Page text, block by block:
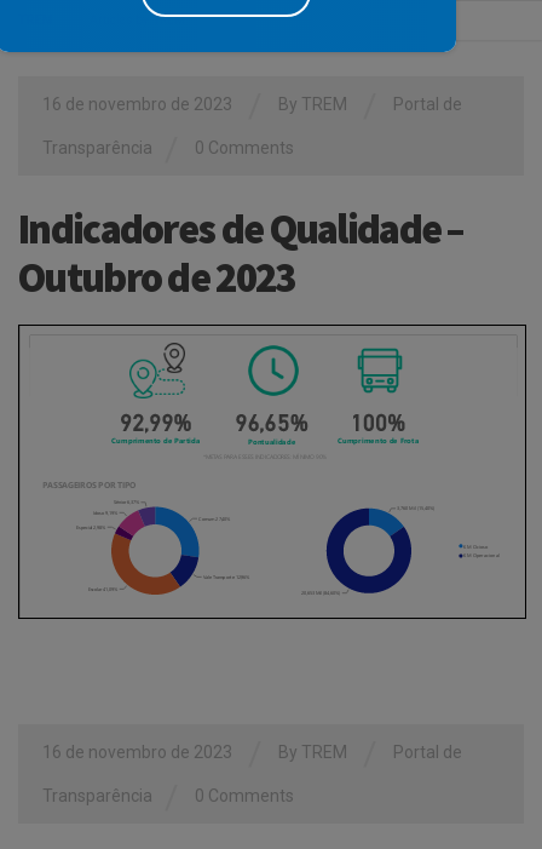
Articles by: TREM
16 de novembro de 2023 By TREM Portal de
Transparência 0 Comments
Indicadores de Qualidade –
Outubro de 2023
16 de novembro de 2023 By TREM Portal de
Transparência 0 Comments